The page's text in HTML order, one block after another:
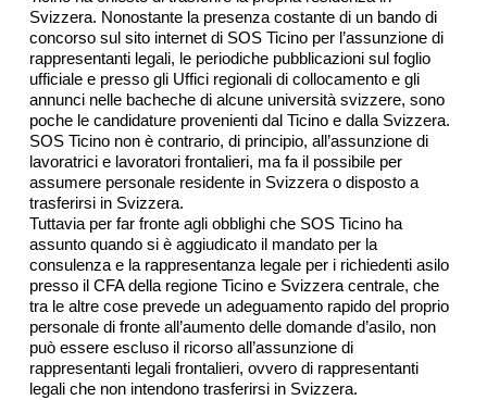
Svizzera. Nonostante la presenza costante di un bando di
concorso sul sito internet di SOS Ticino per l’assunzione di
rappresentanti legali, le periodiche pubblicazioni sul foglio
ufficiale e presso gli Uffici regionali di collocamento e gli
annunci nelle bacheche di alcune università svizzere, sono
poche le candidature provenienti dal Ticino e dalla Svizzera.
SOS Ticino non è contrario, di principio, all’assunzione di
lavoratrici e lavoratori frontalieri, ma fa il possibile per
assumere personale residente in Svizzera o disposto a
trasferirsi in Svizzera.
Tuttavia per far fronte agli obblighi che SOS Ticino ha
assunto quando si è aggiudicato il mandato per la
consulenza e la rappresentanza legale per i richiedenti asilo
presso il CFA della regione Ticino e Svizzera centrale, che
tra le altre cose prevede un adeguamento rapido del proprio
personale di fronte all’aumento delle domande d’asilo, non
può essere escluso il ricorso all’assunzione di
rappresentanti legali frontalieri, ovvero di rappresentanti
legali che non intendono trasferirsi in Svizzera.